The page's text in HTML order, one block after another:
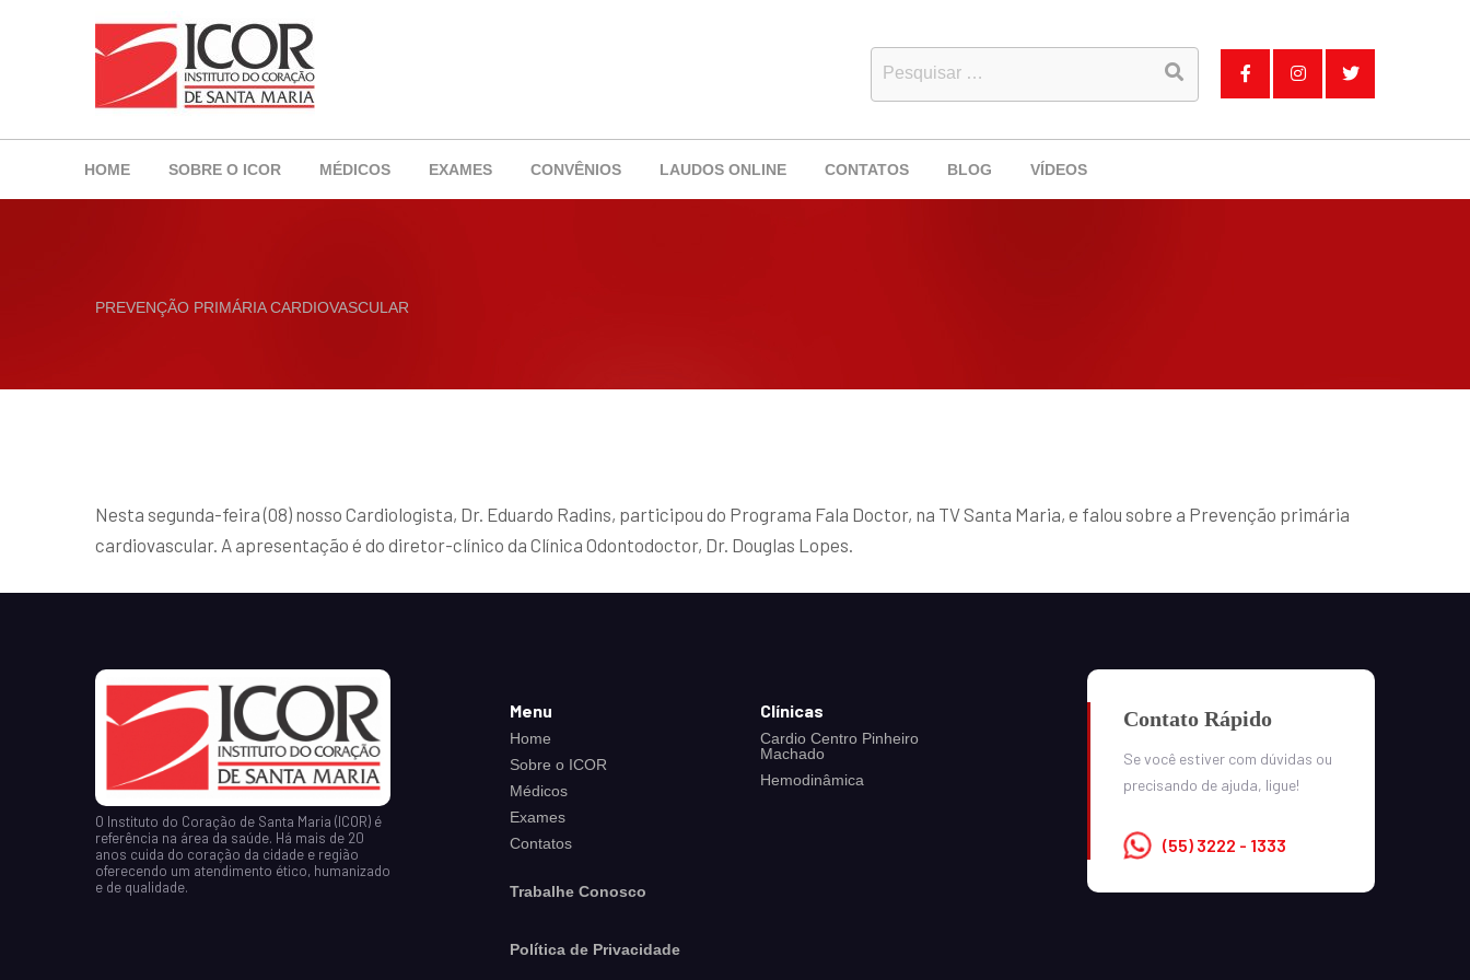
HOME SOBRE O ICOR MÉDICOS EXAMES CONVÊNIOS LAUDOS ONLINE CONTATOS BLOG VÍDEOS
PREVENÇÃO PRIMÁRIA CARDIOVASCULAR
Nesta segunda-feira (08) nosso Cardiologista, Dr. Eduardo Radins, participou do Programa Fala Doctor, na TV Santa Maria, e falou sobre a Prevenção primária
cardiovascular. A apresentação é do diretor-clínico da Clínica Odontodoctor, Dr. Douglas Lopes.
O Instituto do Coração de Santa Maria (ICOR) é
referência na área da saúde. Há mais de 20
anos cuida do coração da cidade e região
oferecendo um atendimento ético, humanizado
e de qualidade.
Menu
Home
Sobre o ICOR
Médicos
Exames
Contatos
Trabalhe Conosco
Política de Privacidade
Clínicas
Cardio Centro Pinheiro
Machado
Hemodinâmica
Contato Rápido
Se você estiver com dúvidas ou
precisando de ajuda, ligue!
(55) 3222 - 1333